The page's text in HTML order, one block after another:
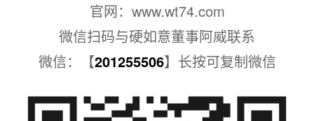
官网： www.wt74.com
微信扫码与硬如意董事阿威联系
微信：【201255506】长按可复制微信